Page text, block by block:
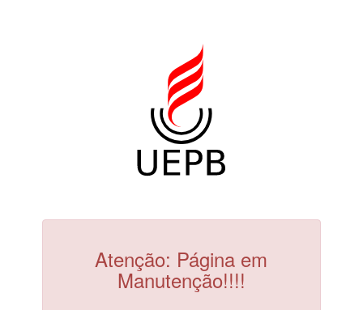
Atenção: Página em
Manutenção!!!!